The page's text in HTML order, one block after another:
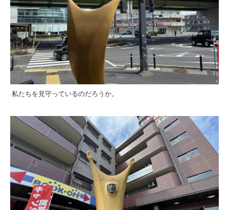
私たちを見守っているのだろうか。